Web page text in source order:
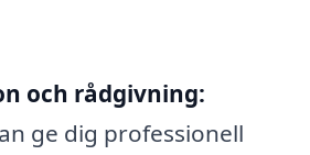
och rådgivning:
ge dig professionell